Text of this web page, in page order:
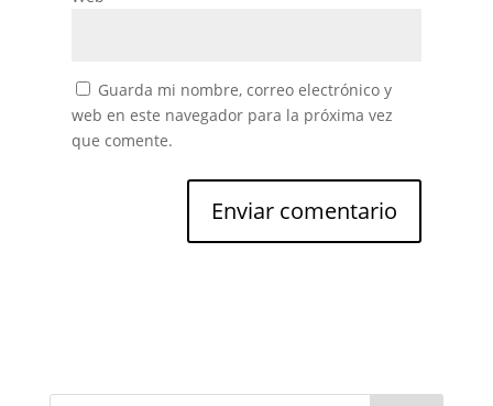
Guarda mi nombre, correo electrónico y
web en este navegador para la próxima vez
que comente.